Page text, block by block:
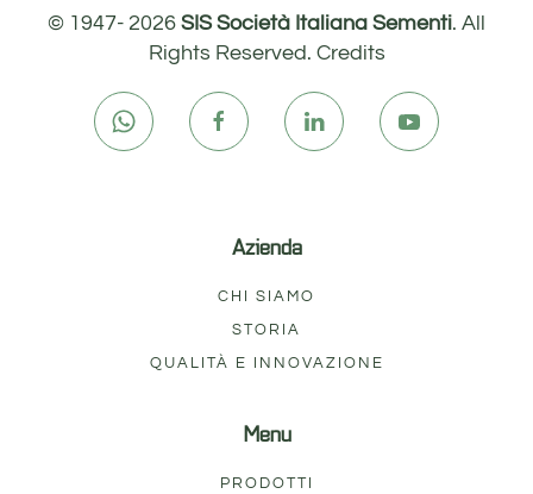
© 1947- 2026 SIS Società Italiana Sementi. All
Rights Reserved. Credits
Azienda
CHI SIAMO
STORIA
QUALITÀ E INNOVAZIONE
Menu
PRODOTTI